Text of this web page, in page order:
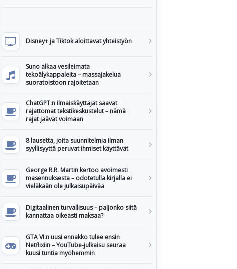
Disney+ ja Tiktok aloittavat yhteistyön
Suno alkaa vesileimata
tekoälykappaleita – massajakelua
suoratoistoon rajoitetaan
ChatGPT:n ilmaiskäyttäjät saavat
rajattomat tekstikeskustelut – nämä
rajat jäävät voimaan
8 lausetta, joita suunnitelmia ilman
syyllisyyttä peruvat ihmiset käyttävät
George R.R. Martin kertoo avoimesti
masennuksesta – odotetulla kirjalla ei
vieläkään ole julkaisupäivää
Digitaalinen turvallisuus – paljonko siitä
kannattaa oikeasti maksaa?
GTA VI:n uusi ennakko tulee ensin
Netflixiin – YouTube-julkaisu seuraa
kuusi tuntia myöhemmin